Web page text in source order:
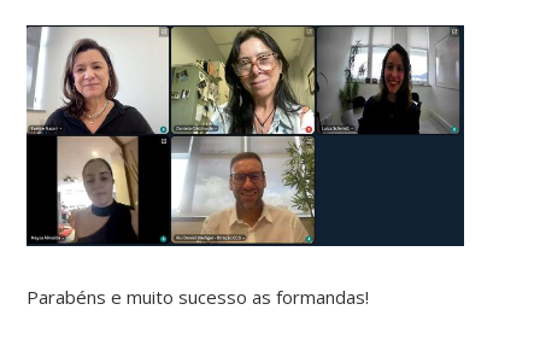
Parabéns e muito sucesso as formandas!